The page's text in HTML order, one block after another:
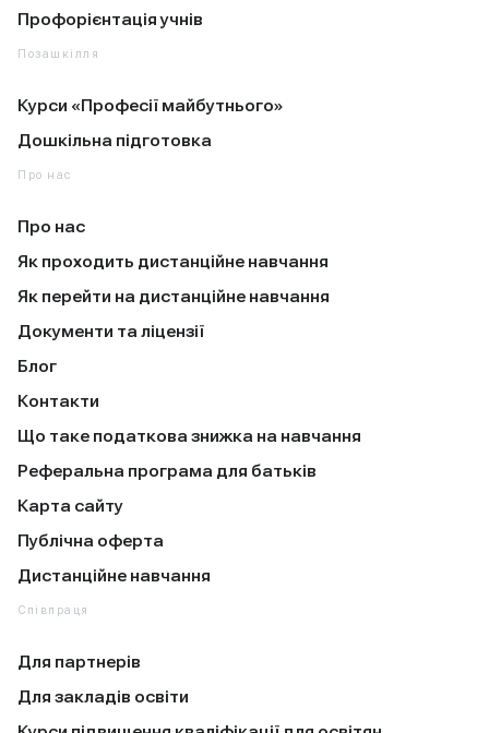
Профорієнтація учнів
Позашкілля
Курси «Професії майбутнього»
Дошкільна підготовка
Про нас
Про нас
Як проходить дистанційне навчання
Як перейти на дистанційне навчання
Документи та ліцензії
Блог
Контакти
Що таке податкова знижка на навчання
Реферальна програма для батьків
Карта сайту
Публічна оферта
Дистанційне навчання
Співпраця
Для партнерів
Для закладів освіти